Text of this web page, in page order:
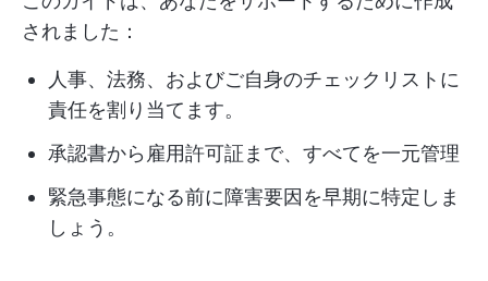
されました：
人事、法務、およびご自身のチェックリストに
責任を割り当てます。
承認書から雇用許可証まで、すべてを一元管理
緊急事態になる前に障害要因を早期に特定しま
しょう。